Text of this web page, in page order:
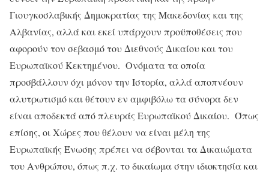
Γιουγκοσλαβικής Δημοκρατίας της Μακεδονίας και της
Αλβανίας, αλλά και εκεί υπάρχουν προϋποθέσεις που
αφορούν τον σεβασμό του Διεθνούς Δικαίου και του
Ευρωπαϊκού Kεκτημένου. Ονόματα τα οποία
προσβάλλουν όχι μόνον την Ιστορία, αλλά αποπνέουν
αλυτρωτισμό και θέτουν εν αμφιβόλω τα σύνορα δεν
είναι αποδεκτά από πλευράς Ευρωπαϊκού Δικαίου. Όπως
επίσης, οι Χώρες που θέλουν να είναι μέλη της
Ευρωπαϊκής Ένωσης πρέπει να σέβονται τα Δικαιώματα
του Ανθρώπου, όπως π.χ. το δικαίωμα στην ιδιοκτησία και